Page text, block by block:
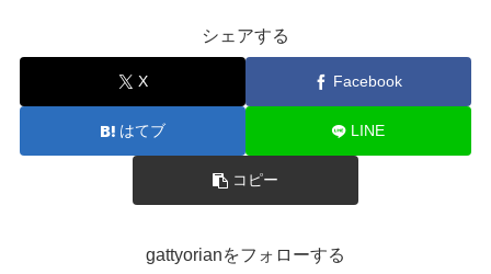
シェアする
X Facebook
はてブ LINE
コピー
gattyorianをフォローする